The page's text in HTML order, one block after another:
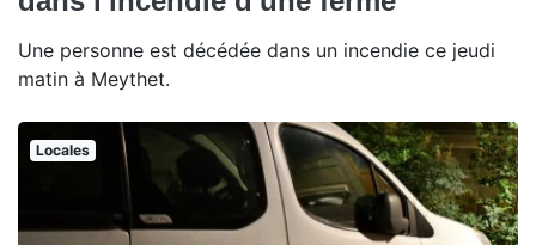
Une personne est décédée dans un incendie ce jeudi
matin à Meythet.
Locales